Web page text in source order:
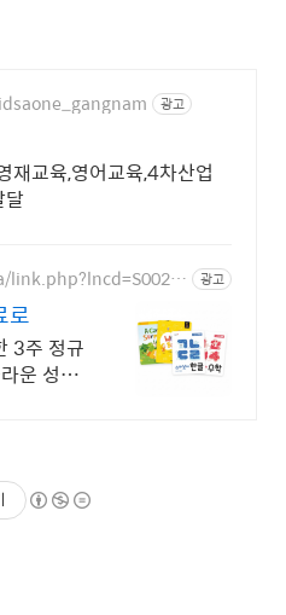
광고
재교육,영어교육,4차산업
광고
로
3주 정규
운 성장